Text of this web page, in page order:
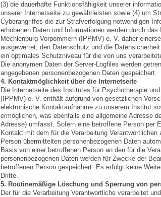
(3) die dauerhafte Funktionsfähigkeit unserer
unserer Internetseite zu gewährleisten sowie (4) um
Cyberangriffes die zur Strafverfolgung notwendigen
erhobenen Daten und Informationen werden durch
Mechlenburg-Vorpommern (IPPMV) e. V. daher
ausgewertet, den Datenschutz und die
ein optimales Schutzniveau für die von uns
Die anonymen Daten der Server-Logfiles werden
angegebenen personenbezogenen Daten gespeichert.
4. Kontaktmöglichkeit über die Internetseite
Die Internetseite des Institutes für Psychotherapie
(IPPMV) e. V. enthält aufgrund von gesetzlichen
elektronische Kontaktaufnahme zu unserem Institut
ermöglichen, was ebenfalls eine allgemeine Adresse
Adresse) umfasst. Sofern eine betroffene Person per
Kontakt mit dem für die Verarbeitung
Person übermittelten personenbezogenen Daten
Basis von einer betroffenen Person an den für die
personenbezogenen Daten werden für Zwecke der
betroffenen Person gespeichert. Es erfolgt keine
Dritte.
5. Routinemäßige Löschung und Sperrung von
Der für die Verarbeitung Verantwortliche verarbeitet